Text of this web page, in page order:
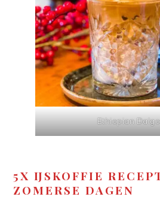
Ethiopian
5X IJSKOFFIE
ZOMERSE DAGEN